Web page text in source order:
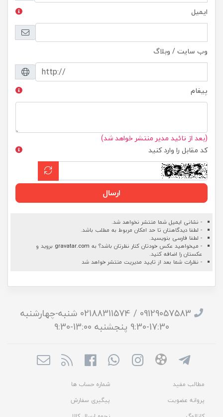
ایمیل
وب سایت / وبلاگ
پیغام
(بعد از تائید مدیر منتشر خواهد شد)
کد مقابل را وارد کنید
ارسال
- نشانی ایمیل شما منتشر نخواهد شد.
- لطفا دیدگاهتان تا حد امکان مربوط به مطلب باشد.
- لطفا فارسی بنویسید.
- میخواهید عکس خودتان کنار نظرتان باشد؟ به gravatar.com بروید و
عکستان را اضافه کنید.
- نظرات شما بعد از تایید مدیریت منتشر خواهد شد
09129057583 / 02188311574 شنبه-چهارشنبه
17:30-9:30 پنجشنبه 13:00-9:30
مطالب مفید
شماره حساب ها
پروانه عضویت
پیگیری سفارش